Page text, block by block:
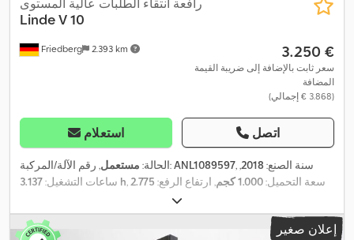
Friedberg 2.393 km
رافعة انتقاء الطلبات عالية المستوى
LindeV 10
‏3.250 €
سعر ثابت بالإضافة إلى ضريبة القيمة
المضافة
(‏3.868 € إجمالي)
استعلام اتصل
الحالة: مستعمل , رقم الآلة/المركبة:ANL1089597 , سنة الصنع:2018
,
ساعات التشغيل: 3.137 h , سعة التحميل:1.000 كجم , ارتفاع الرفع: 2.775
, مركز تحميل الحمولة:
سيمبلكس, سعة البطارية:465 آه , جهد البطارية: 24 V, عرض إطار
الشوكة:
, طول الشوكات: 1.836 كجم
,
إعلان صغير